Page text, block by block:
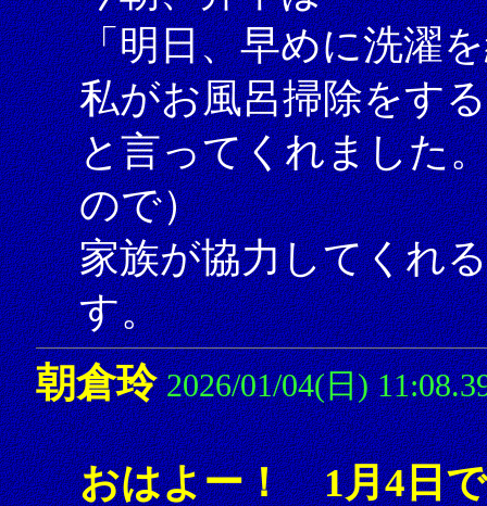
「明日、早めに洗濯
私がお風呂掃除をす
と言ってくれました
ので）
家族が協力してくれ
す。
朝倉玲 2026/01/04(日)
おはよー！ 1月4日